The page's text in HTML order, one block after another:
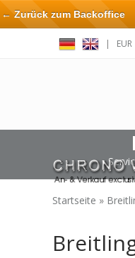
| EUR
Startseite »
← Zurück zum Backoffice
Eventuell können nicht